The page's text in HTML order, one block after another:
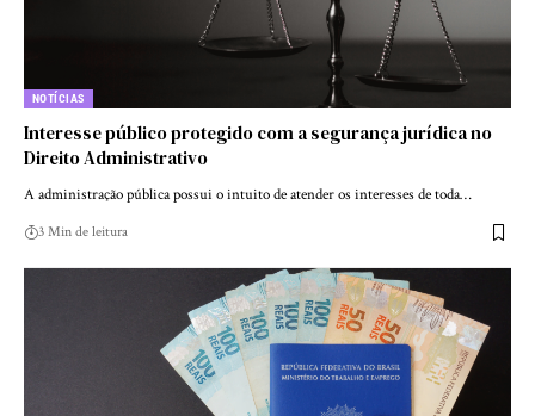
NOTÍCIAS
Interesse público protegido com a segurança jurídica no
Direito Administrativo
A administração pública possui o intuito de atender os interesses de toda…
3 Min de leitura